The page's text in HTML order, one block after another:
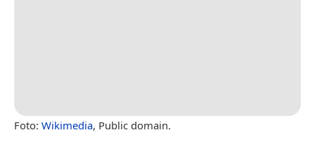
Foto: Wikimedia, Public domain.